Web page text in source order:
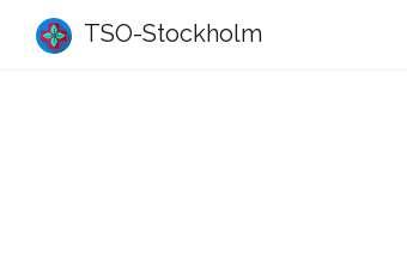
TSO-Stockholm